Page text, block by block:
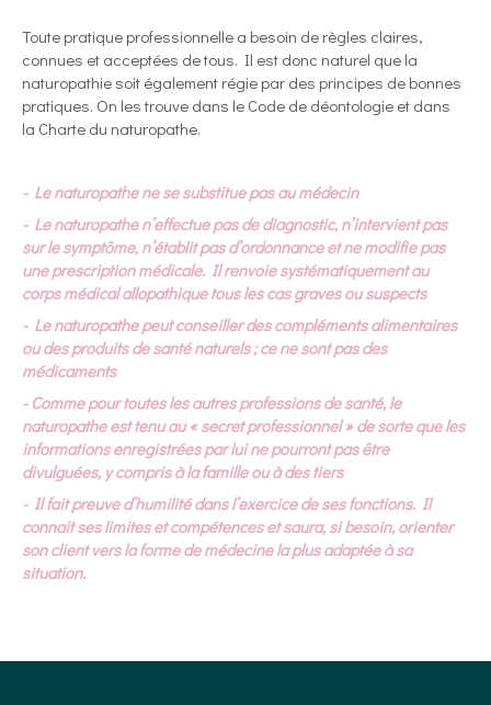
Toute pratique professionnelle a besoin de règles claires,
connues et acceptées de tous. Il est donc naturel que la
naturopathie soit également régie par des principes de bonnes
pratiques. On les trouve dans le Code de déontologie et dans
la Charte du naturopathe.
- Le naturopathe ne se substitue pas au médecin
- Le naturopathe n’effectue pas de diagnostic, n’intervient pas
sur le symptôme, n’établit pas d’ordonnance et ne modifie pas
une prescription médicale. Il renvoie systématiquement au
corps médical allopathique tous les cas graves ou suspects
- Le naturopathe peut conseiller des compléments alimentaires
ou des produits de santé naturels ; ce ne sont pas des
médicaments
- Comme pour toutes les autres professions de santé, le
naturopathe est tenu au « secret professionnel » de sorte que les
informations enregistrées par lui ne pourront pas être
divulguées, y compris à la famille ou à des tiers
- Il fait preuve d’humilité dans l’exercice de ses fonctions. Il
connait ses limites et compétences et saura, si besoin, orienter
son client vers la forme de médecine la plus adaptée à sa
situation.